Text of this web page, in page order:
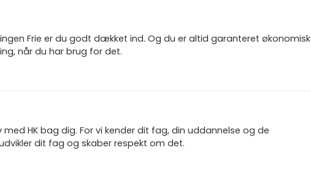
Frie er du godt dækket ind. Og du er altid garanteret økonomisk
når du har brug for det.
HK bag dig. For vi kender dit fag, din uddannelse og de
dit fag og skaber respekt om det.